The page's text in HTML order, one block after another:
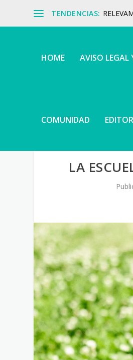
TENDENCIAS:
HOME AVISO LEGAL
COMUNIDAD
LA